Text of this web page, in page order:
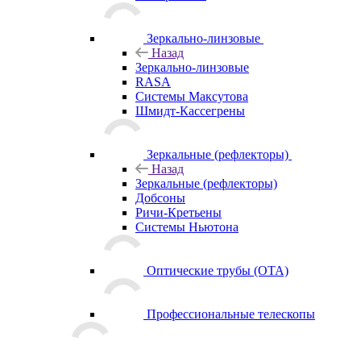
Зеркально-линзовые
Назад
Зеркально-линзовые
RASA
Системы Максутова
Шмидт-Кассегрены
Зеркальные (рефлекторы)
Назад
Зеркальные (рефлекторы)
Добсоны
Ричи-Кретьены
Системы Ньютона
Оптические трубы (OTA)
Профессиональные телескопы